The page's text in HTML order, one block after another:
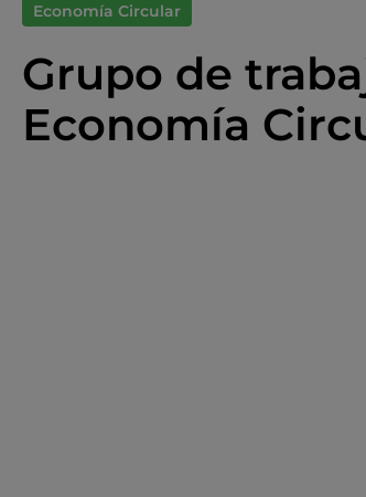
Economía Circular
Grupo de
Economía